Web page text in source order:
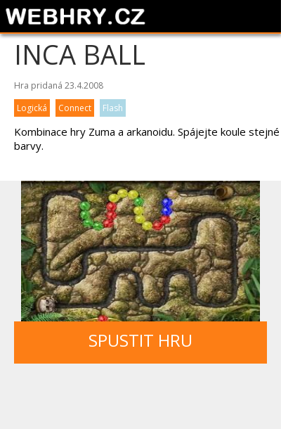
INCA BALL
Hra pridaná 23.4.2008
Logická
Connect Flash
Kombinace hry Zuma a arkanoidu. Spájejte koule stejné
barvy.
SPUSTIT HRU